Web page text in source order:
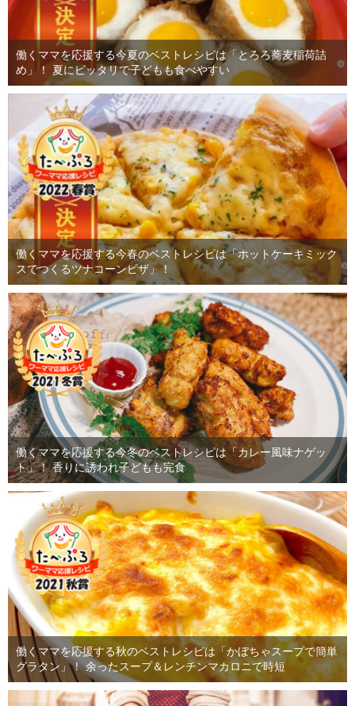
働くママを応援する今夏のベストレシピは「とろろ蕎麦稲荷詰
め」！ 夏にピッタリで子どもも食べやすい
働くママを応援する今春のベストレシピは「ホットケーキミック
スでつくるツナコーンピザ」！
働くママを応援する今冬のベストレシピは「カレー風味ナゲッ
ト」！ 香りに誘われ子どもも完食
働くママを応援する秋のベストレシピは「かぼちゃスープで簡単
グラタン」！ 余ったスープ＆レンチンマカロニで時短